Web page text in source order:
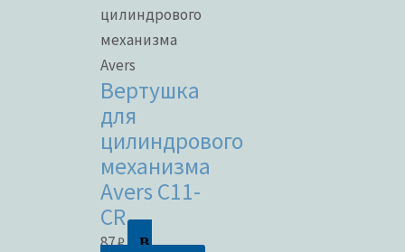
цилиндрового
механизма
Avers
Вертушка
для
цилиндрового
механизма
Avers C11-
CR
87₽
В